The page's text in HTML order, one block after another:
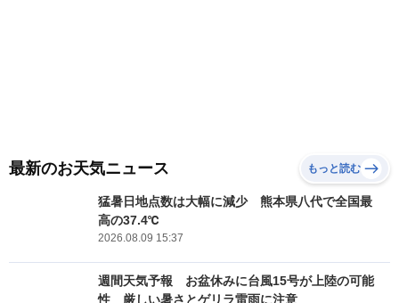
最新のお天気ニュース もっと読む
猛暑日地点数は大幅に減少 熊本県八代で全国最
高の37.4℃
2026.08.09 15:37
週間天気予報 お盆休みに台風15号が上陸の可能
性 厳しい暑さとゲリラ雷雨に注意